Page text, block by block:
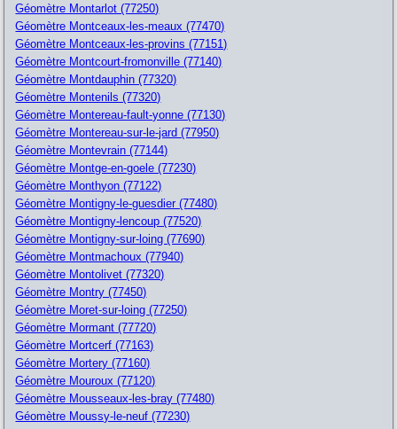
Géomètre Montarlot (77250)
Géomètre Montceaux-les-meaux (77470)
Géomètre Montceaux-les-provins (77151)
Géomètre Montcourt-fromonville (77140)
Géomètre Montdauphin (77320)
Géomètre Montenils (77320)
Géomètre Montereau-fault-yonne (77130)
Géomètre Montereau-sur-le-jard (77950)
Géomètre Montevrain (77144)
Géomètre Montge-en-goele (77230)
Géomètre Monthyon (77122)
Géomètre Montigny-le-guesdier (77480)
Géomètre Montigny-lencoup (77520)
Géomètre Montigny-sur-loing (77690)
Géomètre Montmachoux (77940)
Géomètre Montolivet (77320)
Géomètre Montry (77450)
Géomètre Moret-sur-loing (77250)
Géomètre Mormant (77720)
Géomètre Mortcerf (77163)
Géomètre Mortery (77160)
Géomètre Mouroux (77120)
Géomètre Mousseaux-les-bray (77480)
Géomètre Moussy-le-neuf (77230)